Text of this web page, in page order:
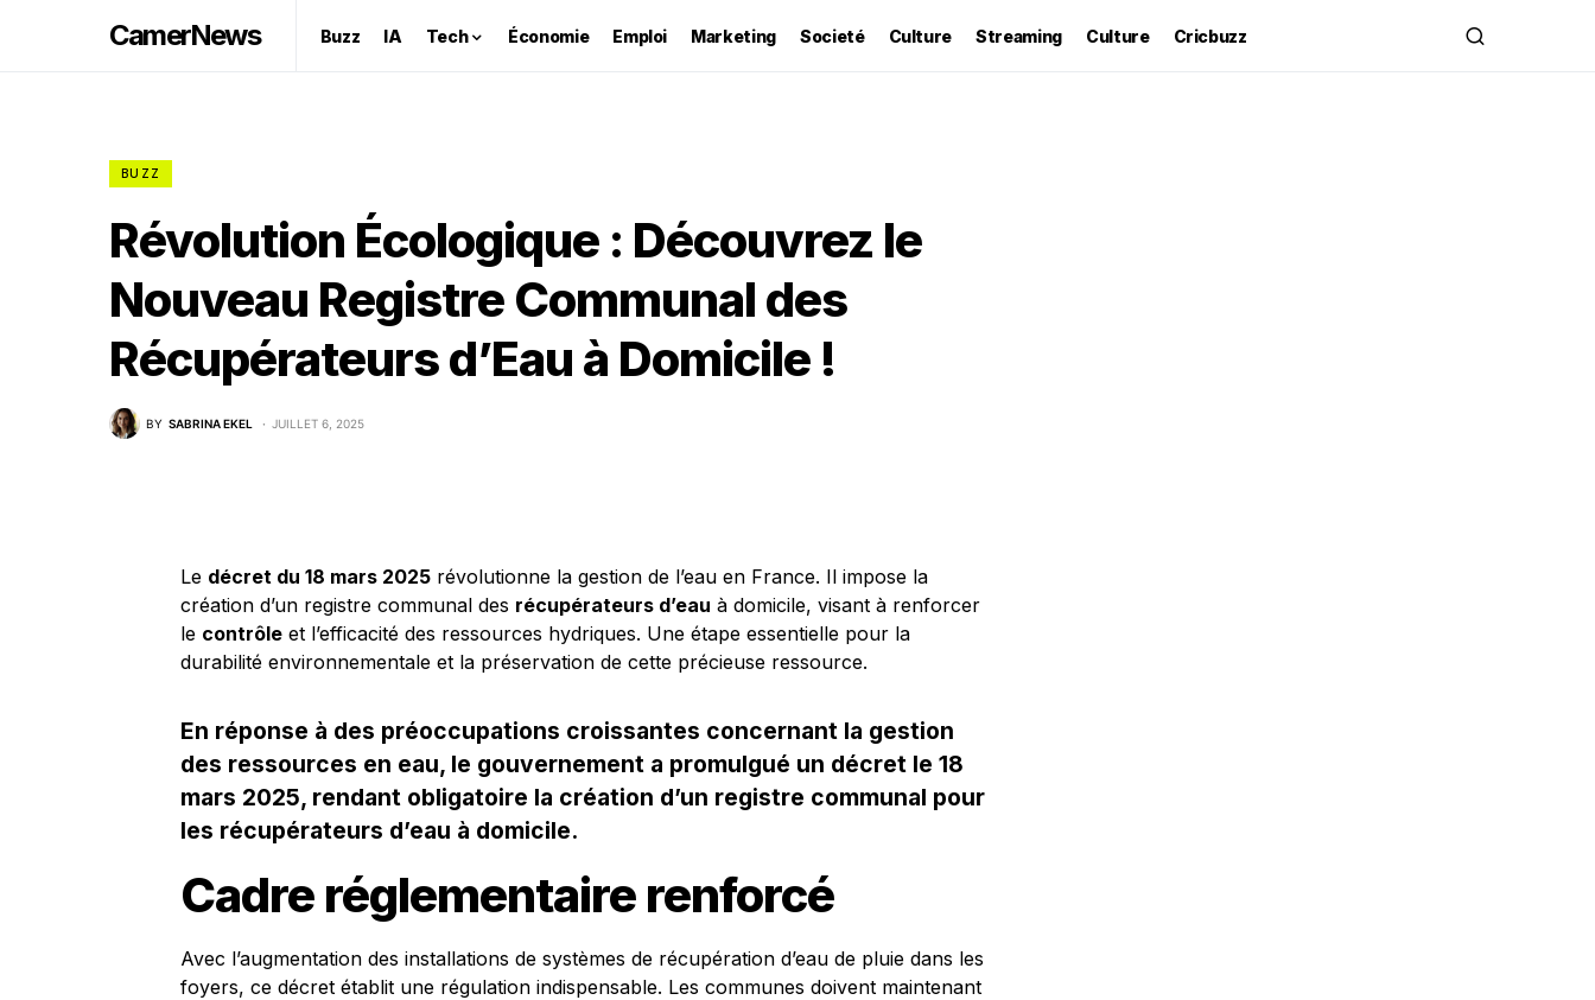
CamerNews Buzz IA Tech Économie Emploi Marketing Societé Culture Streaming Culture Cricbuzz
BUZZ
Révolution Écologique : Découvrez le
Nouveau Registre Communal des
Récupérateurs d’Eau à Domicile !
BY SABRINA EKEL JUILLET 6, 2025
Le décret du 18 mars 2025 révolutionne la gestion de l’eau en France. Il impose la
création d’un registre communal des récupérateurs d’eau à domicile, visant à renforcer
le contrôle et l’efficacité des ressources hydriques. Une étape essentielle pour la
durabilité environnementale et la préservation de cette précieuse ressource.
En réponse à des préoccupations croissantes concernant la gestion
des ressources en eau, le gouvernement a promulgué un décret le 18
mars 2025, rendant obligatoire la création d’un registre communal pour
les récupérateurs d’eau à domicile.
Cadre réglementaire renforcé
Avec l’augmentation des installations de systèmes de récupération d’eau de pluie dans les
foyers, ce décret établit une régulation indispensable. Les communes doivent maintenant